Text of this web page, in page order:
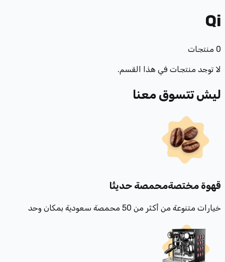
Qi
0 منتجات
لا توجد منتجات في هذا القسم.
ليش تتسوق معنا
قهوة مختصةمحمصة حديثًا
خيارات متنوعة من أكثر من 50 محمصة سعودية بمكان وحد